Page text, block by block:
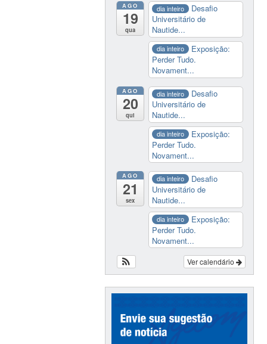
AGO
19
qua
dia inteiro
Desafio
Universitário de
Nautide...
dia inteiro
Exposição:
Perder Tudo.
Novament...
AGO
20
qui
dia inteiro
Desafio
Universitário de
Nautide...
dia inteiro
Exposição:
Perder Tudo.
Novament...
AGO
21
sex
dia inteiro
Desafio
Universitário de
Nautide...
dia inteiro
Exposição:
Perder Tudo.
Novament...
Ver calendário